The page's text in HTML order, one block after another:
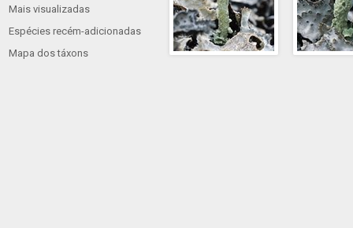
Mais visualizadas
Espécies recém-adicionadas
Mapa dos táxons